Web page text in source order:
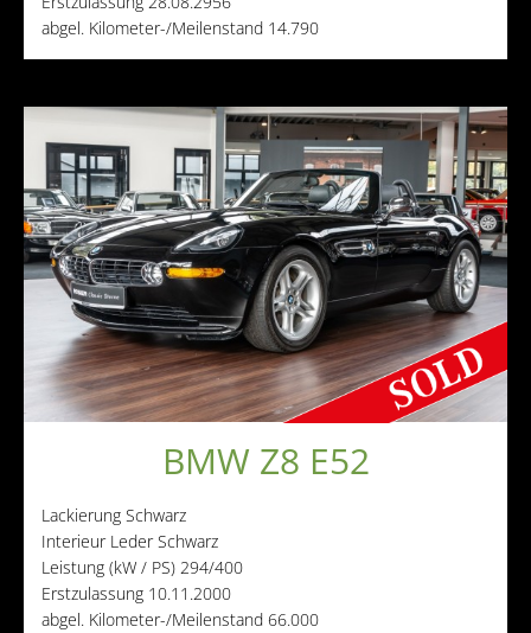
abgel. Kilometer-/Meilenstand 14.790
BMW Z8 E52
Lackierung Schwarz
Interieur Leder Schwarz
Leistung (kW / PS) 294/400
Erstzulassung 10.11.2000
abgel. Kilometer-/Meilenstand 66.000